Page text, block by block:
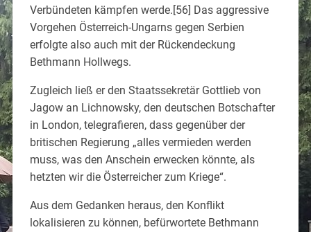
Verbündeten kämpfen werde.[56] Das aggressive
Vorgehen Österreich-Ungarns gegen Serbien
erfolgte also auch mit der Rückendeckung
Bethmann Hollwegs.
Zugleich ließ er den Staatssekretär Gottlieb von
Jagow an Lichnowsky, den deutschen Botschafter
in London, telegrafieren, dass gegenüber der
britischen Regierung „alles vermieden werden
muss, was den Anschein erwecken könnte, als
hetzten wir die Österreicher zum Kriege“.
Aus dem Gedanken heraus, den Konflikt
lokalisieren zu können, befürwortete Bethmann